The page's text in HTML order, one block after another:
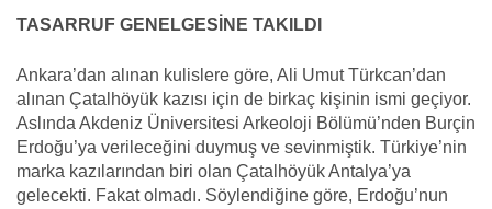
TASARRUF GENELGESİNE TAKILDI
Ankara’dan alınan kulislere göre, Ali Umut Türkcan’dan
alınan Çatalhöyük kazısı için de birkaç kişinin ismi geçiyor.
Aslında Akdeniz Üniversitesi Arkeoloji Bölümü’nden Burçin
Erdoğu’ya verileceğini duymuş ve sevinmiştik. Türkiye’nin
marka kazılarından biri olan Çatalhöyük Antalya’ya
gelecekti. Fakat olmadı. Söylendiğine göre, Erdoğu’nun